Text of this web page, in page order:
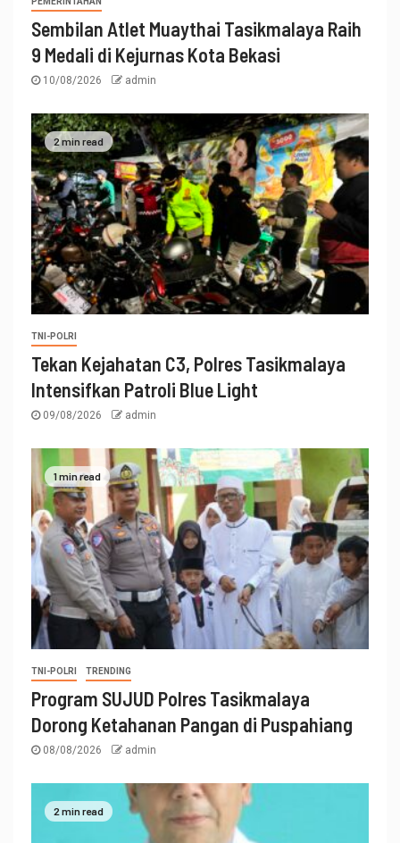
Sembilan Atlet Muaythai Tasikmalaya Raih
9 Medali di Kejurnas Kota Bekasi
10/08/2026 admin
2 min read
TNI-POLRI
Tekan Kejahatan C3, Polres Tasikmalaya
Intensifkan Patroli Blue Light
09/08/2026 admin
1 min read
TNI-POLRI TRENDING
Program SUJUD Polres Tasikmalaya
Dorong Ketahanan Pangan di Puspahiang
08/08/2026 admin
2 min read